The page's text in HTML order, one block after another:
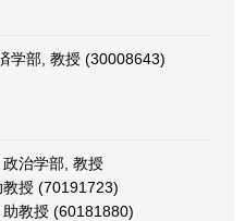
学部, 教授 (30008643)
治学部, 教授
授 (70191723)
教授 (60181880)